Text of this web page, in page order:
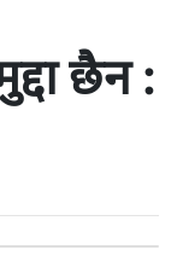
छैन :